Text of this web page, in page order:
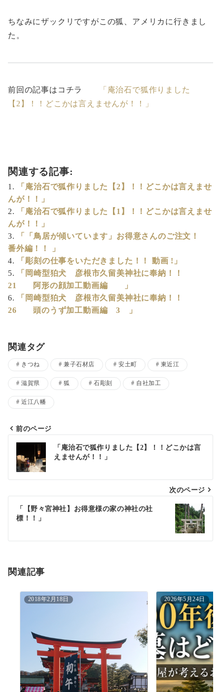
ちなみにザックリですがこの狐、アメリカに行きまし
た。
前回の記事はコチラ
「庵治石で狐作りました
【2】！！どこかは言えませんが！！」
関連する記事:
「庵治石で狐作りました【2】！！どこかは言えませ
んが！！」
「庵治石で狐作りました【1】！！どこかは言えませ
んが！！」
「「鳥居が傾いています」お得意さんのご注文！
番外編！！ 」
「彫刻の仕事をいただきました！！ 動画 !」
「岡崎型狛犬 彦根市久留美神社に奉納！！
21 阿形の顔加工動画編 」
「岡崎型狛犬 彦根市久留美神社に奉納！！
26 頭のうず加工動画編 3 」
関連タグ
きつね 兼子石材店 安土町 東近江
滋賀県 狐 石彫刻 自社加工
近江八幡
投
稿
ナ
ビ
シ
ン
前のページ
「庵治石で狐作りました【2】！！どこかは言
えませんが！！」
次のページ
「【野々宮神社】お得意様の家の神社の社
標！！」
関連記事
2018年2月18日 2026年5月24日